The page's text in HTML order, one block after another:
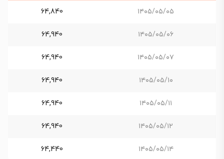
۱۴۰۵/۰۵/۰۵ 64,840
۱۴۰۵/۰۵/۰۶ 64,940
۱۴۰۵/۰۵/۰۷ 64,940
۱۴۰۵/۰۵/۱۰ 64,940
۱۴۰۵/۰۵/۱۱ 64,940
۱۴۰۵/۰۵/۱۲ 64,940
۱۴۰۵/۰۵/۱۴ 64,440